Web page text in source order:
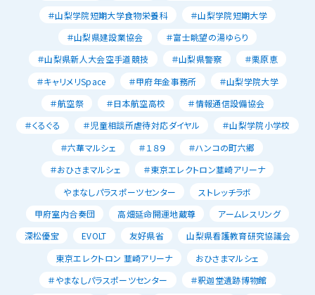
＃山梨学院短期大学食物栄養科
＃山梨学院短期大学
＃山梨県建設業協会
＃富士眺望の湯ゆらり
＃山梨県新人大会空手道競技
＃山梨県警察
＃栗原恵
＃キャリメリSpace
＃甲府年金事務所
＃山梨学院大学
＃航空祭
＃日本航空高校
＃情報通信設備協会
＃くるぐる
＃児童相談所虐待対応ダイヤル
＃山梨学院小学校
＃六華マルシェ
＃１８９
＃ハンコの町六郷
＃おひさまマルシェ
＃東京エレクトロン韮崎アリーナ
やまなしパラスポーツセンター
ストレッチラボ
甲府室内合奏団
高畑延命開運地蔵尊
アームレスリング
深松優宝
EVOLT 友好県省
山梨県看護教育研究協議会
東京エレクトロン 韮崎アリーナ
おひさまマルシェ
＃やまなしパラスポーツセンター
＃釈迦堂遺跡博物館